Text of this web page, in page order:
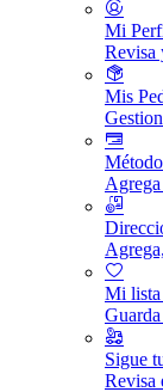
Mi
Revisa
Mis
Mi lista
Sigue
Revisa